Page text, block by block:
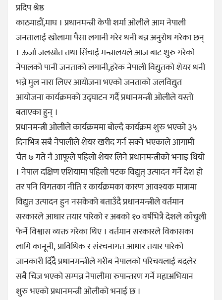
प्रदिप श्रेष्ठ
काठमाडौं,माघ । प्रधानमन्त्री केपी शर्मा ओलीले आम नेपाली
जनतालाई खोलामा पैसा लगानी गरेर धनी बन्न अनुरोध गरेका छन्
। ऊर्जा जलस्रोत तथा सिंचाई मन्त्रालयले आज बाट शुरु गरेको
नेपालको पानी जनताको लगानी,हरेक नेपाली विद्युतको शेयर धनी
भन्ने मुल नारा लिएर आयोजना भएको जनताको जलविद्युत
आयोजना कार्यक्रमको उद्घाटन गर्दै प्रधानमन्त्री ओलीले यस्तो
बताएका हुन् ।
प्रधानमन्त्री ओलीले कार्यक्रममा बोल्दै कार्यक्रम शुरु भएको ३५
दिनभित्र सबै नेपालीले शेयर खरीद गर्न सक्ने भएकाले आगामी
चैत ७ गते नै आफूले पहिलो शेयर लिने प्रधानमन्त्रीको भनाइ थियो
। नेपाल दक्षिण एशियामा पहिलो पटक विद्युत् उत्पादन गर्ने देश हो
तर पनि विगतका नीति र कार्यक्रमका कारण आवश्यक मात्रामा
विद्युत उत्पादन हुन नसकेको बताउँदै प्रधानमन्त्रीले वर्तमान
सरकारले आधार तयार पारेको र अबको १० वर्षभित्रै देशले काँचुली
फेर्ने विश्वास व्यक्त गरेका थिए । वर्तमान सरकारले विकासका
लागि कानूनी, प्राविधिक र संरचनागत आधार तयार पारेको
जानकारी दिँदै प्रधानमन्त्रीले गरीब नेपालको परिचयलाई बदलेर
सबै चिज भएको सम्पन्न नेपालीमा रुपान्तरण गर्ने महाअभियान
शुरु भएको प्रधानमन्त्री ओलीको भनाई छ ।